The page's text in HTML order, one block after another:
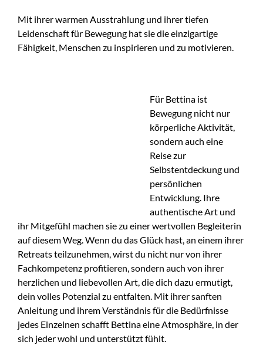
Mit ihrer warmen Ausstrahlung und ihrer tiefen
Leidenschaft für Bewegung hat sie die einzigartige
Fähigkeit, Menschen zu inspirieren und zu motivieren.
Für Bettina ist
Bewegung nicht nur
körperliche Aktivität,
sondern auch eine
Reise zur
Selbstentdeckung und
persönlichen
Entwicklung. Ihre
authentische Art und
ihr Mitgefühl machen sie zu einer wertvollen Begleiterin
auf diesem Weg. Wenn du das Glück hast, an einem ihrer
Retreats teilzunehmen, wirst du nicht nur von ihrer
Fachkompetenz profitieren, sondern auch von ihrer
herzlichen und liebevollen Art, die dich dazu ermutigt,
dein volles Potenzial zu entfalten. Mit ihrer sanften
Anleitung und ihrem Verständnis für die Bedürfnisse
jedes Einzelnen schafft Bettina eine Atmosphäre, in der
sich jeder wohl und unterstützt fühlt.